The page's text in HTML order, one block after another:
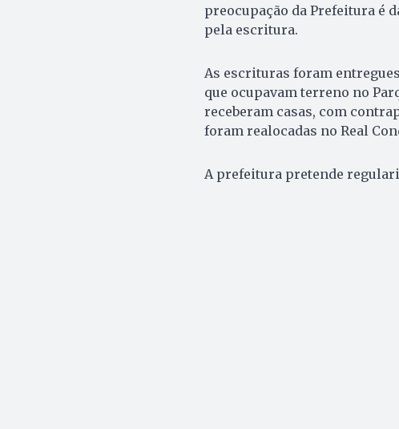
preocupação da Prefeitura é
pela escritura.
As escrituras foram
que ocupavam terreno no
receberam casas, com
foram realocadas no Real
A prefeitura pretende